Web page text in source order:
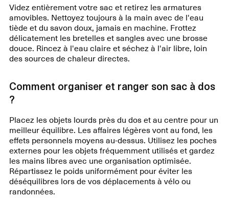
Videz entièrement votre sac et retirez les armatures
amovibles. Nettoyez toujours à la main avec de l'eau
tiède et du savon doux, jamais en machine. Frottez
délicatement les bretelles et sangles avec une brosse
douce. Rincez à l'eau claire et séchez à l'air libre, loin
des sources de chaleur directes.
Comment organiser et ranger son sac à dos
?
Placez les objets lourds près du dos et au centre pour un
meilleur équilibre. Les affaires légères vont au fond, les
effets personnels moyens au-dessus. Utilisez les poches
externes pour les objets fréquemment utilisés et gardez
les mains libres avec une organisation optimisée.
Répartissez le poids uniformément pour éviter les
déséquilibres lors de vos déplacements à vélo ou
randonnées.